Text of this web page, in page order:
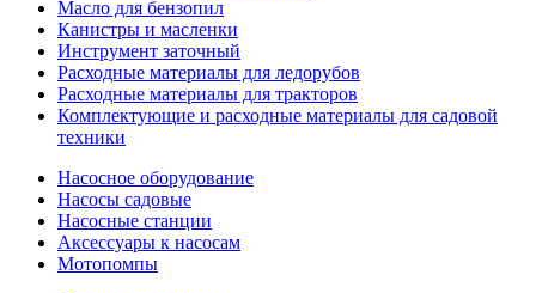
Масло для бензопил
Канистры и масленки
Инструмент заточный
Расходные материалы для ледорубов
Расходные материалы для тракторов
Комплектующие и расходные материалы для садовой
техники
Насосное оборудование
Насосы садовые
Насосные станции
Аксессуары к насосам
Мотопомпы